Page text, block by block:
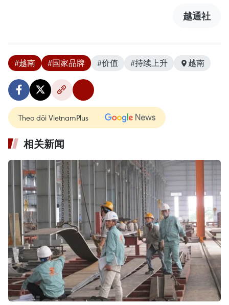
越通社
#越南 #国家品牌 #价值 #持续上升 越南
Theo dõi VietnamPlus
相关新闻